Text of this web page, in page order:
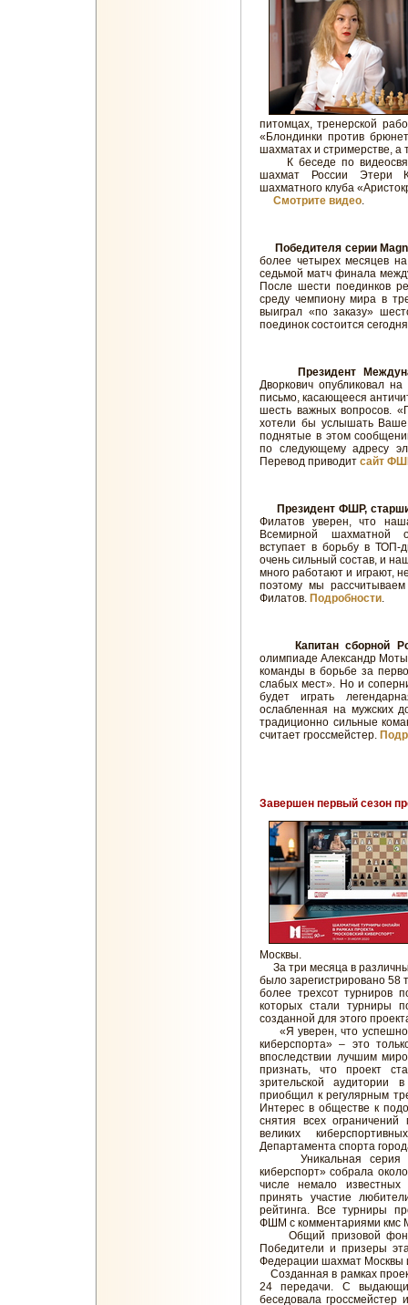
питомцах, тренерской
«Блондинки против
шахматах и стримерстве, а
К беседе по
шахмат России Этери
шахматного клуба
Смотрите видео.
Победителя серии
более четырех месяцев
седьмой матч финала
После шести поединков
среду чемпиону мира в
выиграл «по заказу»
поединок состоится
Президент
Дворкович опубликовал
письмо, касающееся
шесть важных вопросов.
хотели бы услышать
поднятые в этом
по следующему адресу
Перевод приводит сайт
Президент ФШР,
Филатов уверен, что
Всемирной шахматной
вступает в борьбу в ТОП-
очень сильный состав, и
много работают и играют,
поэтому мы
Филатов. Подробности.
Капитан сборной
олимпиаде Александр
команды в борьбе за
слабых мест». Но и
будет играть
ослабленная на мужских
традиционно сильные
считает гроссмейстер.
Завершен первый сезон
Москвы.
За три месяца в
было зарегистрировано 58
более трехсот турниров
которых стали турниры
созданной для этого
«Я уверен, что успешное
киберспорта» – это
впоследствии лучшим
признать, что проект
зрительской аудитории
приобщил к регулярным
Интерес в обществе к
снятия всех
великих
Департамента спорта
Уникальная серия
киберспорт» собрала
числе немало известных
принять участие
рейтинга. Все турниры
ФШМ с комментариями кмс
Общий призовой фонд
Победители и призеры
Федерации шахмат Москвы
Созданная в рамках
24 передачи. С
беседовала